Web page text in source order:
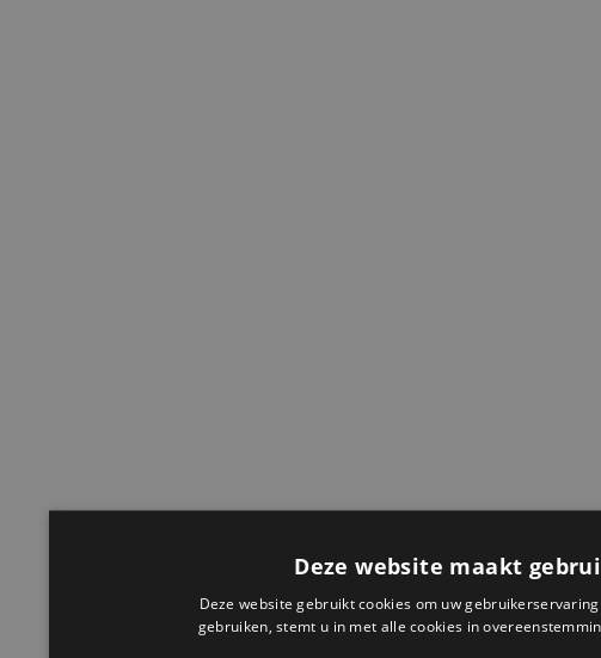
Deze website maakt
Deze website gebruikt cookies om uw
gebruiken, stemt u in met alle cookies in